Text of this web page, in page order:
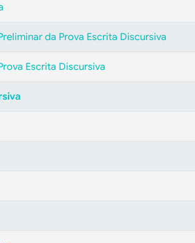
da Prova Escrita Discursiva
Escrita Discursiva